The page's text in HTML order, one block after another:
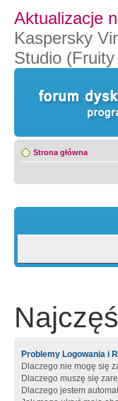
Aktualizacje
Kaspersky
Studio
Strona główna
Problemy Logowania i
Dlaczego nie mogę się
Dlaczego muszę się
Dlaczego jestem